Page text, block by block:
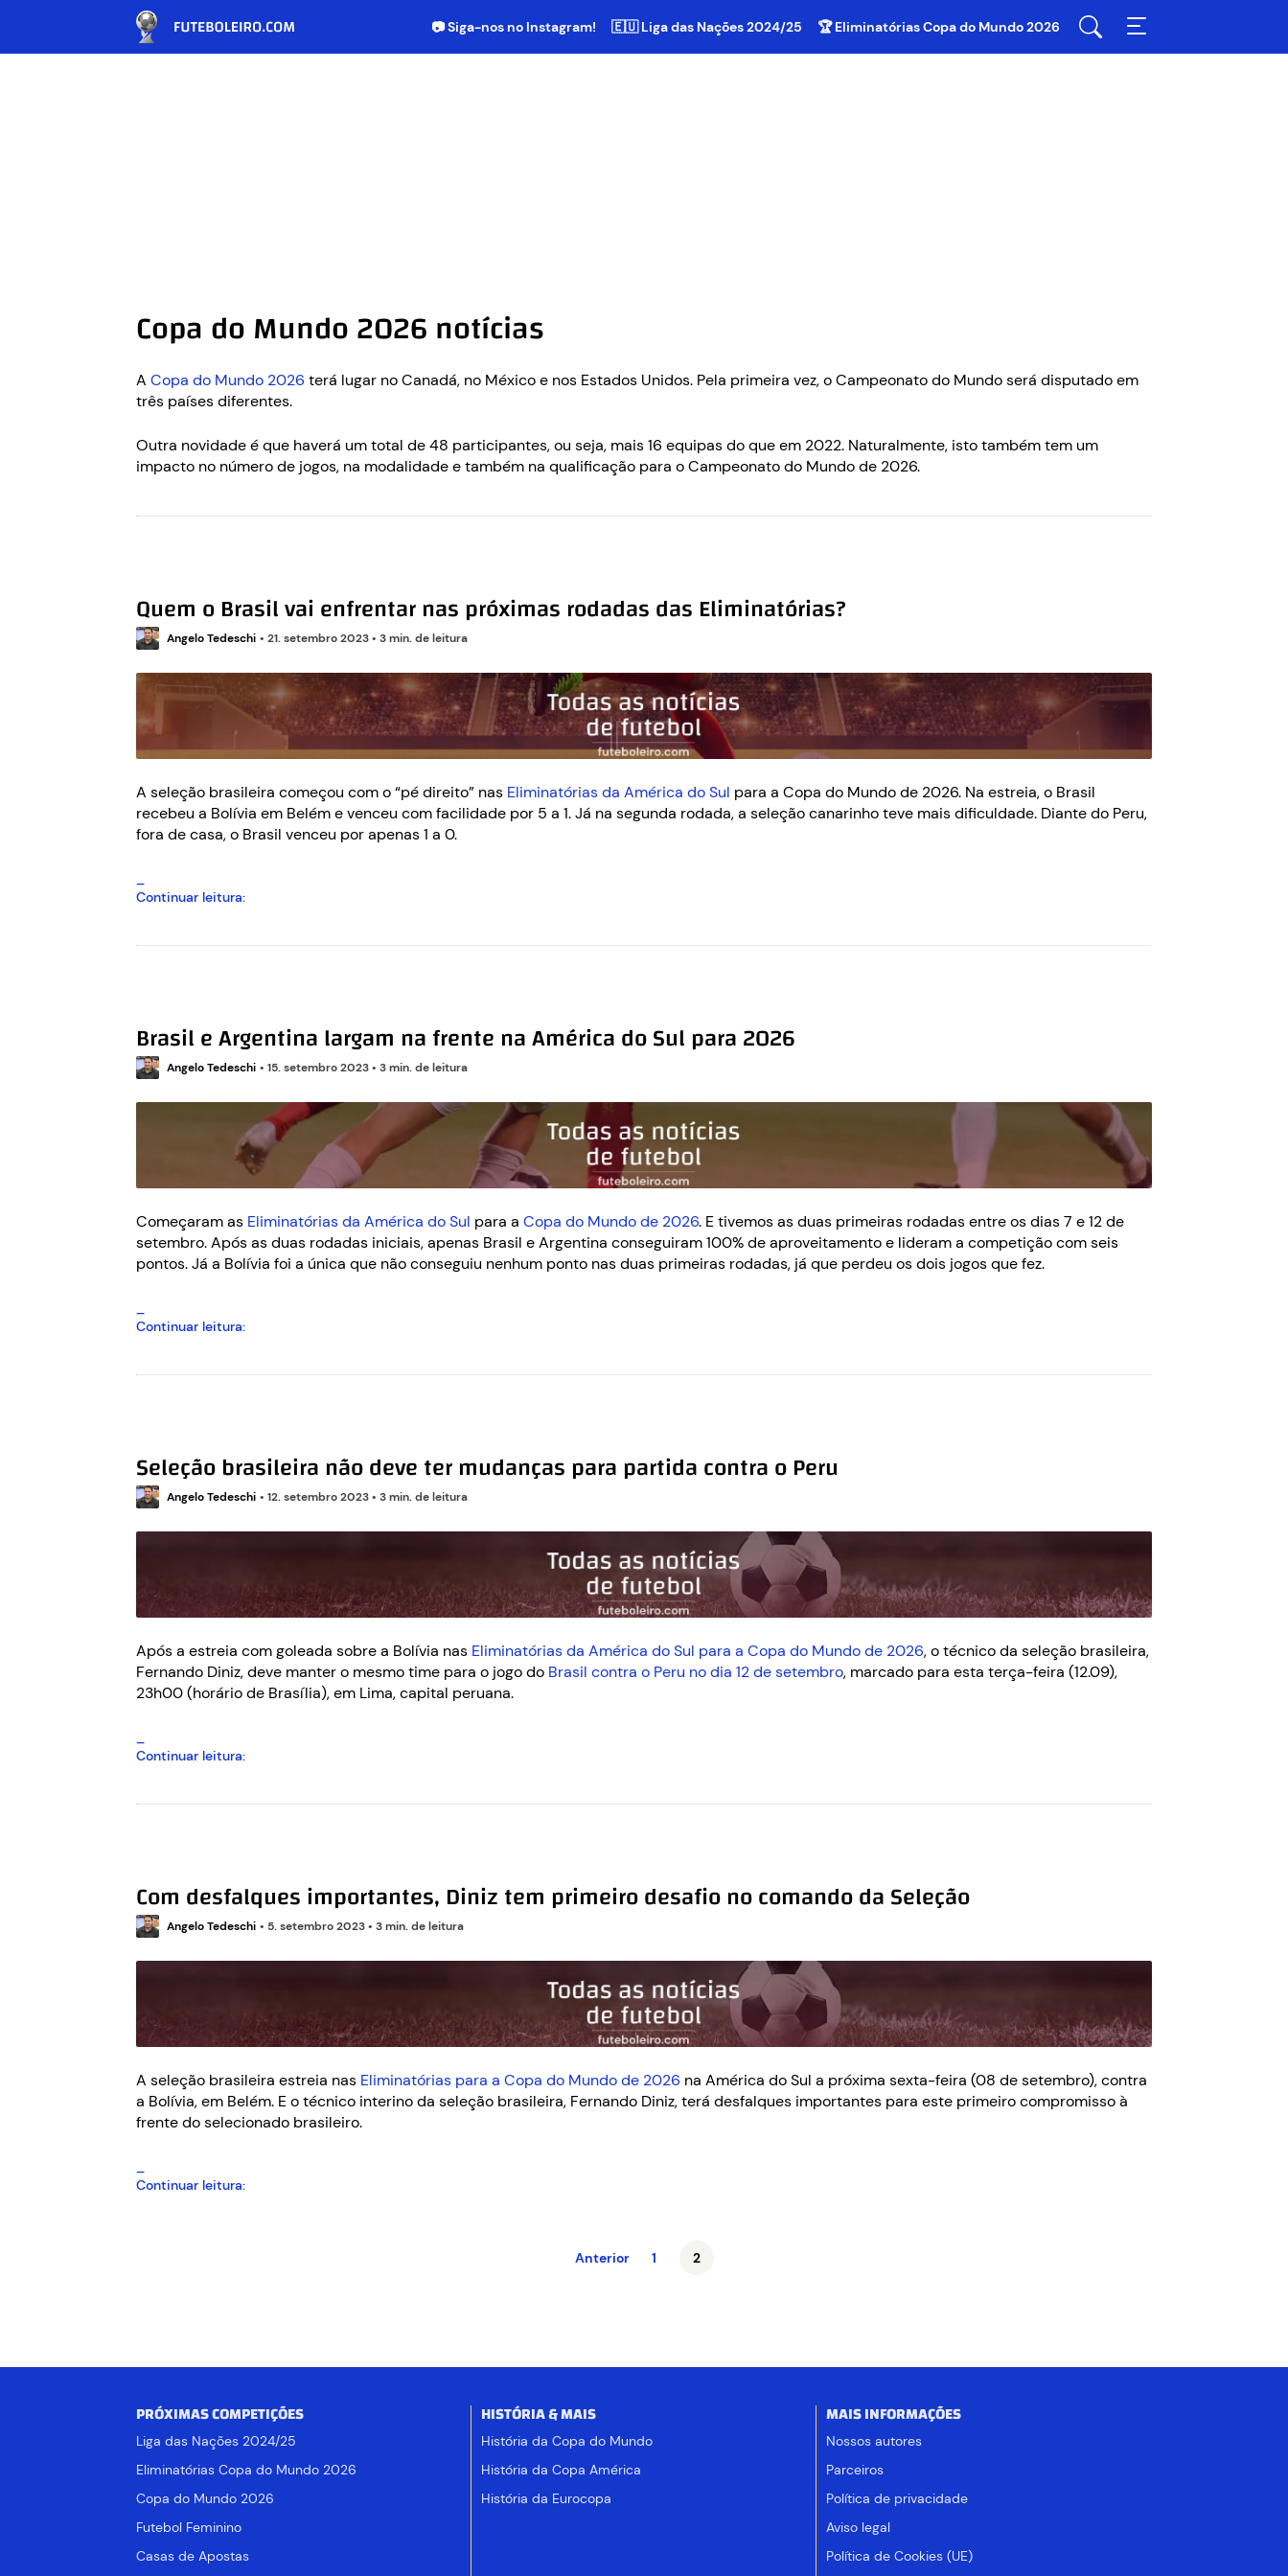
📷 Siga-nos no Instagram! 🇪🇺 Liga das Nações 2024/25 🏆 Eliminatórias Copa do Mundo 2026
Copa do Mundo 2026 notícias
A Copa do Mundo 2026 terá lugar no Canadá, no México e nos Estados Unidos. Pela primeira vez, o Campeonato do Mundo será disputado em
três países diferentes.
Outra novidade é que haverá um total de 48 participantes, ou seja, mais 16 equipas do que em 2022. Naturalmente, isto também tem um
impacto no número de jogos, na modalidade e também na qualificação para o Campeonato do Mundo de 2026.
Quem o Brasil vai enfrentar nas próximas rodadas das Eliminatórias?
Angelo Tedeschi • 21. setembro 2023• 3 min. de leitura
A seleção brasileira começou com o “pé direito” nas Eliminatórias da América do Sul para a Copa do Mundo de 2026. Na estreia, o Brasil
recebeu a Bolívia em Belém e venceu com facilidade por 5 a 1. Já na segunda rodada, a seleção canarinho teve mais dificuldade. Diante do Peru,
fora de casa, o Brasil venceu por apenas 1 a 0.
Continuar leitura:Quem
rodadas
das
Eliminatórias?
Brasil e Argentina largam na frente na América do Sul para 2026
Angelo Tedeschi • 15. setembro 2023• 3 min. de leitura
Começaram as Eliminatórias da América do Sul para a Copa do Mundo de 2026. E tivemos as duas primeiras rodadas entre os dias 7 e 12 de
setembro. Após as duas rodadas iniciais, apenas Brasil e Argentina conseguiram 100% de aproveitamento e lideram a competição com seis
pontos. Já a Bolívia foi a única que não conseguiu nenhum ponto nas duas primeiras rodadas, já que perdeu os dois jogos que fez.
Continuar leitura:Brasil
América
do
Sul
2026
Seleção brasileira não deve ter mudanças para partida contra o Peru
Angelo Tedeschi • 12. setembro 2023• 3 min. de leitura
Após a estreia com goleada sobre a Bolívia nas Eliminatórias da América do Sul para a Copa do Mundo de 2026, o técnico da seleção brasileira,
Fernando Diniz, deve manter o mesmo time para o jogo do Brasil contra o Peru no dia 12 de setembro, marcado para esta terça-feira (12.09),
23h00 (horário de Brasília), em Lima, capital peruana.
Continuar leitura:Seleção
partida
contra
o
Com desfalques importantes, Diniz tem primeiro desafio no comando da Seleção
Angelo Tedeschi • 5. setembro 2023• 3 min. de leitura
A seleção brasileira estreia nas Eliminatórias para a Copa do Mundo de 2026 na América do Sul a próxima sexta-feira (08 de setembro), contra
a Bolívia, em Belém. E o técnico interino da seleção brasileira, Fernando Diniz, terá desfalques importantes para este primeiro compromisso à
frente do selecionado brasileiro.
Continuar leitura:Com
Anterior 1 2
PRÓXIMAS COMPETIÇÕES
Liga das Nações 2024/25
Eliminatórias Copa do Mundo 2026
Copa do Mundo 2026
Futebol Feminino
Casas de Apostas
HISTÓRIA & MAIS
História da Copa do Mundo
História da Copa América
História da Eurocopa
MAIS INFORMAÇÕES
Nossos autores
Parceiros
Política de privacidade
Aviso legal
Política de Cookies (UE)